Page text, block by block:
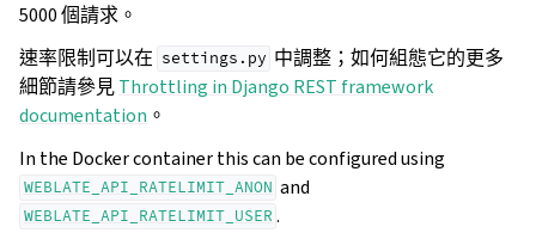
5000 個請求。
速率限制可以在 settings.py 中調整；如何組態它的更多
細節請參見Throttling in Django REST framework
documentation 。
In the Docker container this can be configured using
WEBLATE_API_RATELIMIT_ANON and
WEBLATE_API_RATELIMIT_USER .